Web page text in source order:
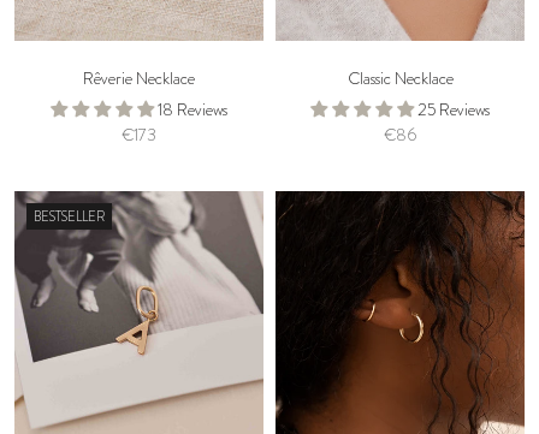
Rêverie Necklace
18 Reviews
€173
Classic Necklace
25 Reviews
€86
BESTSELLER